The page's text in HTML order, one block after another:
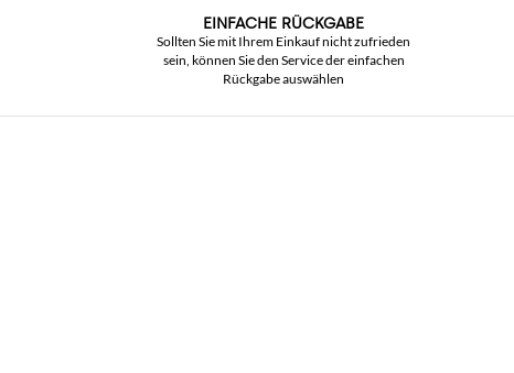
EINFACHE RÜCKGABE
Sollten Sie mit Ihrem Einkauf nicht zufrieden
sein, können Sie den Service der einfachen
Rückgabe auswählen